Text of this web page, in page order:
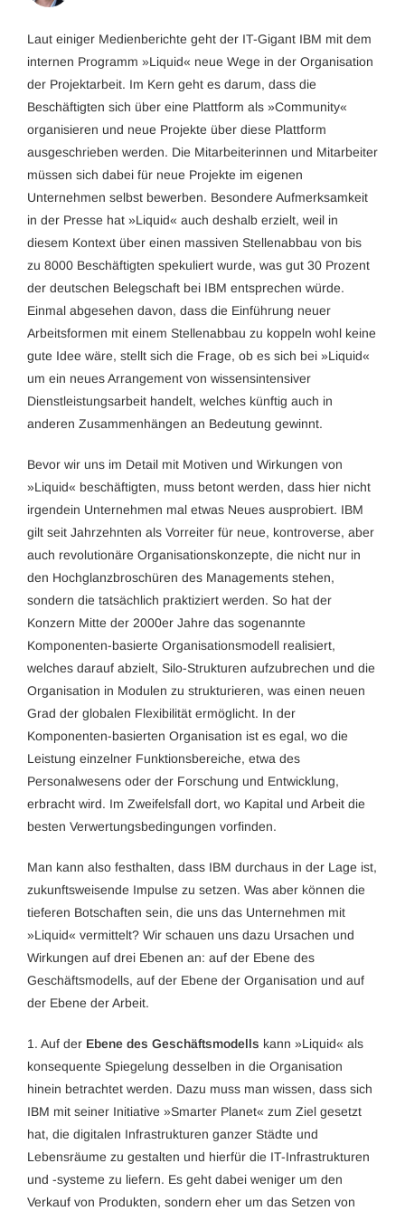
Laut einiger Medienberichte geht der IT-Gigant IBM mit dem
internen Programm »Liquid« neue Wege in der Organisation
der Projektarbeit. Im Kern geht es darum, dass die
Beschäftigten sich über eine Plattform als »Community«
organisieren und neue Projekte über diese Plattform
ausgeschrieben werden. Die Mitarbeiterinnen und Mitarbeiter
müssen sich dabei für neue Projekte im eigenen
Unternehmen selbst bewerben. Besondere Aufmerksamkeit
in der Presse hat »Liquid« auch deshalb erzielt, weil in
diesem Kontext über einen massiven Stellenabbau von bis
zu 8000 Beschäftigten spekuliert wurde, was gut 30 Prozent
der deutschen Belegschaft bei IBM entsprechen würde.
Einmal abgesehen davon, dass die Einführung neuer
Arbeitsformen mit einem Stellenabbau zu koppeln wohl keine
gute Idee wäre, stellt sich die Frage, ob es sich bei »Liquid«
um ein neues Arrangement von wissensintensiver
Dienstleistungsarbeit handelt, welches künftig auch in
anderen Zusammenhängen an Bedeutung gewinnt.
Bevor wir uns im Detail mit Motiven und Wirkungen von
»Liquid« beschäftigten, muss betont werden, dass hier nicht
irgendein Unternehmen mal etwas Neues ausprobiert. IBM
gilt seit Jahrzehnten als Vorreiter für neue, kontroverse, aber
auch revolutionäre Organisationskonzepte, die nicht nur in
den Hochglanzbroschüren des Managements stehen,
sondern die tatsächlich praktiziert werden. So hat der
Konzern Mitte der 2000er Jahre das sogenannte
Komponenten-basierte Organisationsmodell realisiert,
welches darauf abzielt, Silo-Strukturen aufzubrechen und die
Organisation in Modulen zu strukturieren, was einen neuen
Grad der globalen Flexibilität ermöglicht. In der
Komponenten-basierten Organisation ist es egal, wo die
Leistung einzelner Funktionsbereiche, etwa des
Personalwesens oder der Forschung und Entwicklung,
erbracht wird. Im Zweifelsfall dort, wo Kapital und Arbeit die
besten Verwertungsbedingungen vorfinden.
Man kann also festhalten, dass IBM durchaus in der Lage ist,
zukunftsweisende Impulse zu setzen. Was aber können die
tieferen Botschaften sein, die uns das Unternehmen mit
»Liquid« vermittelt? Wir schauen uns dazu Ursachen und
Wirkungen auf drei Ebenen an: auf der Ebene des
Geschäftsmodells, auf der Ebene der Organisation und auf
der Ebene der Arbeit.
1. Auf der Ebene des Geschäftsmodells kann »Liquid« als
konsequente Spiegelung desselben in die Organisation
hinein betrachtet werden. Dazu muss man wissen, dass sich
IBM mit seiner Initiative »Smarter Planet« zum Ziel gesetzt
hat, die digitalen Infrastrukturen ganzer Städte und
Lebensräume zu gestalten und hierfür die IT-Infrastrukturen
und -systeme zu liefern. Es geht dabei weniger um den
Verkauf von Produkten, sondern eher um das Setzen von